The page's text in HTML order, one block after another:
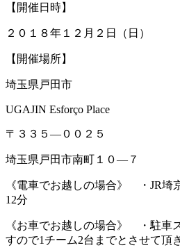
【開催日時】
２０１８年１２月２日（日）
【開催場所】
埼玉県戸田市
UGAJIN Esforço Place
〒３３５―００２５
埼玉県戸田市南町１０―７
《電車でお越しの場合》 ・JR埼
12分
《お車でお越しの場合》 ・駐車
すので1チーム2台までとさせて頂